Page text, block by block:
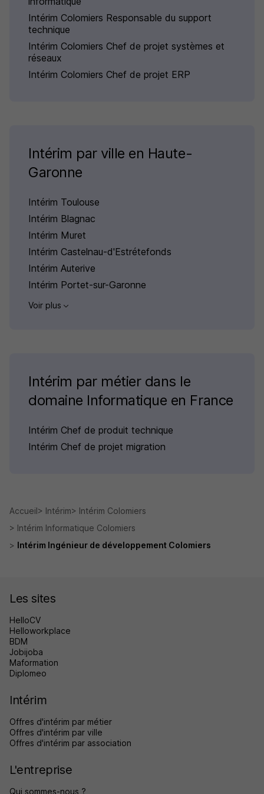
Intérim Colomiers Responsable du support
technique
Intérim Colomiers Chef de projet systèmes et
réseaux
Intérim Colomiers Chef de projet ERP
Intérim par ville en Haute-
Garonne
Intérim Toulouse
Intérim Blagnac
Intérim Muret
Intérim Castelnau-d'Estrétefonds
Intérim Auterive
Intérim Portet-sur-Garonne
Voir plus
Intérim par métier dans le
domaine Informatique en France
Intérim Chef de produit technique
Intérim Chef de projet migration
Accueil Intérim
Intérim Colomiers
Intérim Informatique Colomiers
Intérim Ingénieur de développement Colomiers
Les sites
HelloCV
Helloworkplace
BDM
Jobijoba
Maformation
Diplomeo
Intérim
Offres d'intérim par métier
Offres d'intérim par ville
Offres d'intérim par association
L'entreprise
Qui sommes-nous ?